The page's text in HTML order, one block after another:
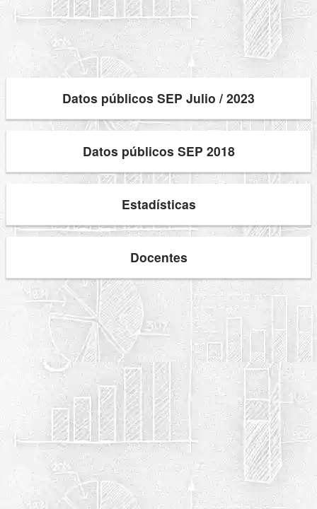
Datos públicos SEP Julio / 2023
Datos públicos SEP 2018
Estadísticas
Docentes